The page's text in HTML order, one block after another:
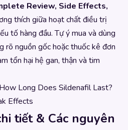
Review, Side Effects,
thích giữa hoạt chất điều trị
tố hàng đầu. Tự ý mua và dùng
rõ nguồn gốc hoặc thuốc kê đơn
tổn hại hệ gan, thận và tim
How Long Does Sildenafil Last?
Effects
tiết & Các nguyên